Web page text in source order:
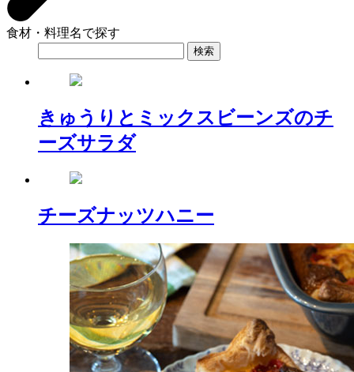
食材・料理名で探す
きゅうりとミックスビーンズのチ
ーズサラダ
チーズナッツハニー